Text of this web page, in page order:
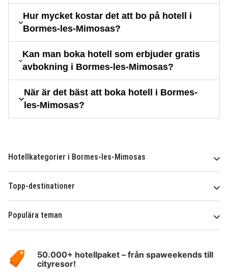
Hur mycket kostar det att bo på hotell i
Bormes-les-Mimosas?
Kan man boka hotell som erbjuder gratis
avbokning i Bormes-les-Mimosas?
När är det bäst att boka hotell i Bormes-
les-Mimosas?
Hotellkategorier i Bormes-les-Mimosas
Topp-destinationer
Populära teman
HotelSpecials50.000+ hotellpaket – från spaweekends till
cityresor!